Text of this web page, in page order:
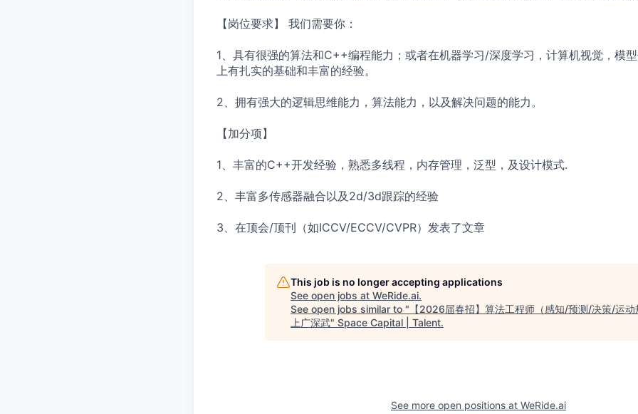
【岗位要求】 我们需要你：
1、具有很强的算法和C++编程能力；或者在机器学习/深度学习，计算机视觉，模
上有扎实的基础和丰富的经验。
2、拥有强大的逻辑思维能力，算法能力，以及解决问题的能力。
【加分项】
1、丰富的C++开发经验，熟悉多线程，内存管理，泛型，及设计模式.
2、丰富多传感器融合以及2d/3d跟踪的经验
3、在顶会/顶刊（如ICCV/ECCV/CVPR）发表了文章
This job is no longer accepting applications
See open jobs at WeRide.ai.
See open jobs similar to " 【2026届春招】算法工程师（感知/预测/决策/运
上广深武" Space Capital | Talent.
See more open positions at WeRide.ai